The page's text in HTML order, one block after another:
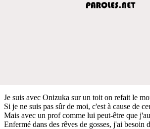
Je suis avec Onizuka sur un toit on refait le
Si je ne suis pas sûr de moi, c'est à cause de
Mais avec un prof comme lui peut-être que
Enfermé dans des rêves de gosses, j'ai besoin